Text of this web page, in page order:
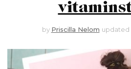
by Priscilla Nelom updated